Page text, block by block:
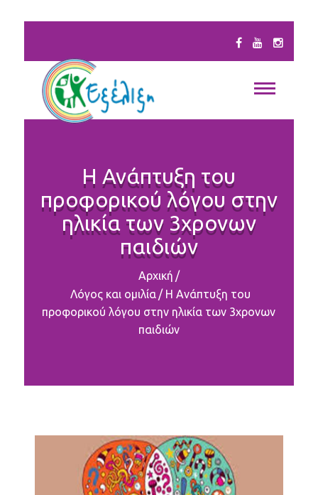
Η Ανάπτυξη του
προφορικού λόγου στην
ηλικία των 3χρονων
παιδιών
Αρχική /
Λόγος και ομιλία /Η Ανάπτυξη του
προφορικού λόγου στην ηλικία των 3χρονων
παιδιών